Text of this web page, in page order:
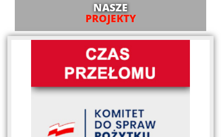
NASZE
PROJEKTY